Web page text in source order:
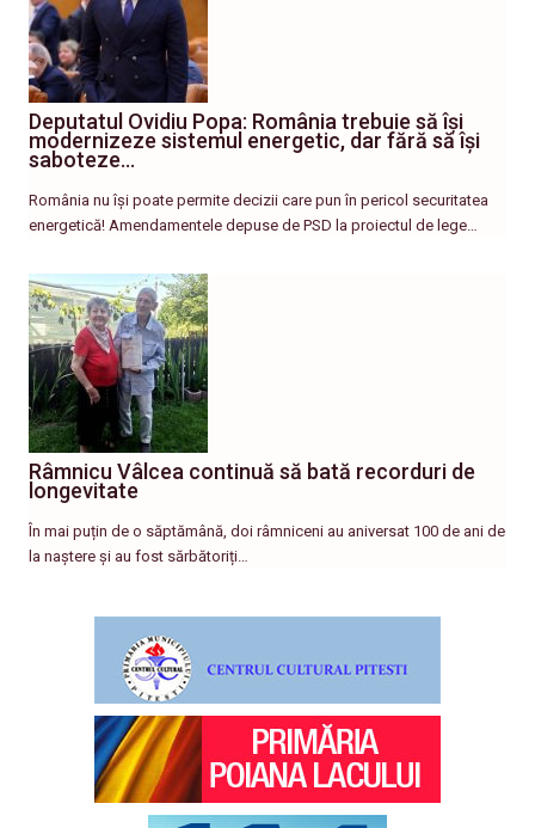
Deputatul Ovidiu Popa: România trebuie să își
modernizeze sistemul energetic, dar fără să își
saboteze…
România nu își poate permite decizii care pun în pericol securitatea
energetică! Amendamentele depuse de PSD la proiectul de lege…
Râmnicu Vâlcea continuă să bată recorduri de
longevitate
În mai puțin de o săptămână, doi râmniceni au aniversat 100 de ani de
la naștere și au fost sărbătoriți…